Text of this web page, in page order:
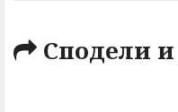
Сподели